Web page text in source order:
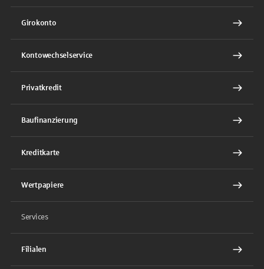
Girokonto
Kontowechselservice
Privatkredit
Baufinanzierung
Kreditkarte
Wertpapiere
Services
Filialen